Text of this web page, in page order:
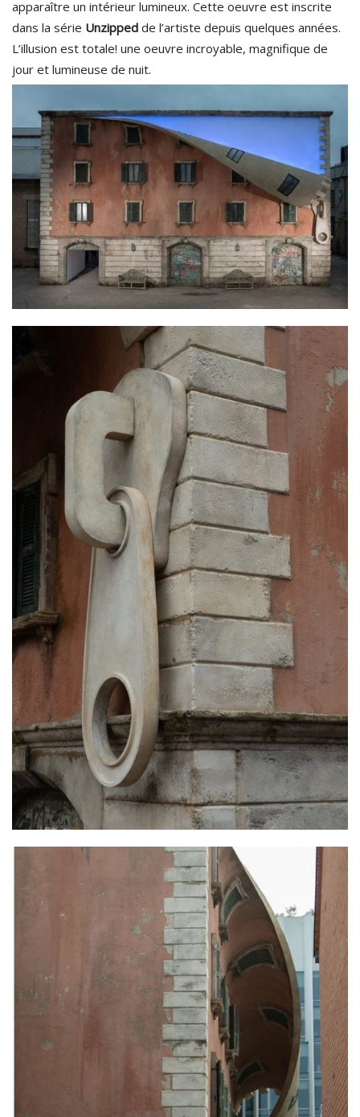
apparaître un intérieur lumineux. Cette oeuvre est inscrite
dans la série Unzipped de l’artiste depuis quelques années.
L’illusion est totale! une oeuvre incroyable, magnifique de
jour et lumineuse de nuit.